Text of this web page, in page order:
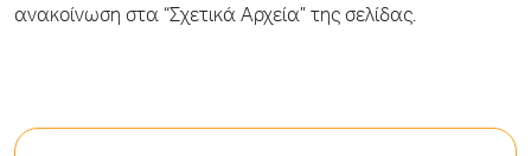
ανακοίνωση στα “Σχετικά Αρχεία” της σελίδας.